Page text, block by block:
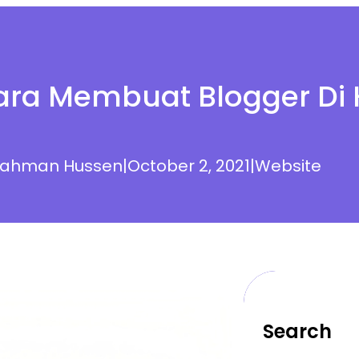
Membuat Blogger Di
Hussen|October 2, 2021|Website
Search